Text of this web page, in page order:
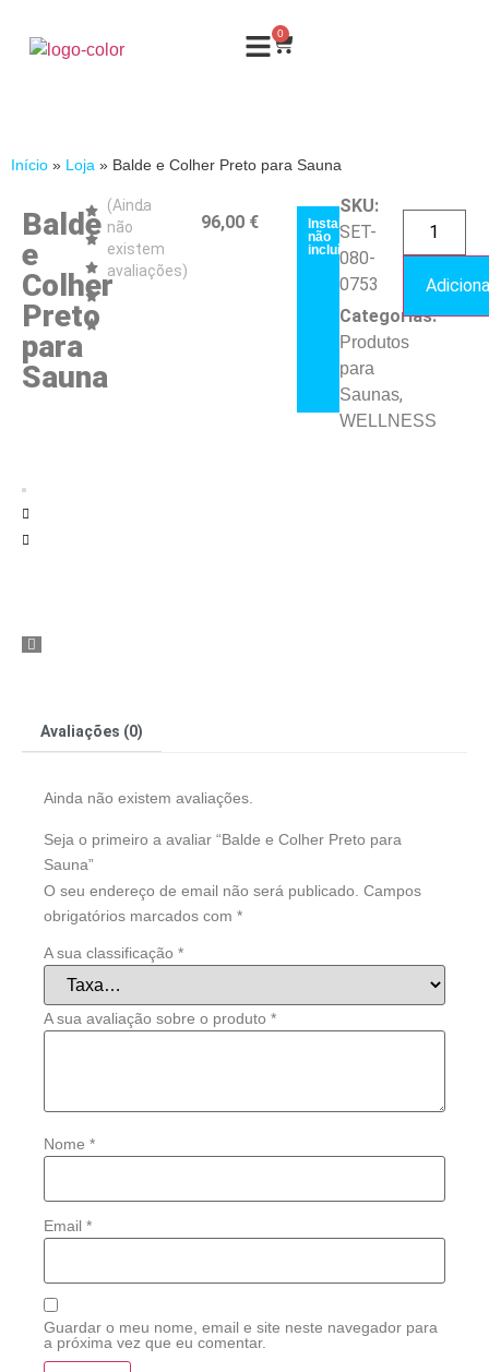
0
Início » Loja » Balde e Colher Preto para Sauna
Balde
e
Colher
Preto
para
Sauna
(Ainda
não
existem
avaliações)
96,00 €
Instalação
não
incluída
SKU:
SET-
080-
0753
Categorias:
Produtos
para
Saunas,
WELLNESS
Avaliações (0)
Ainda não existem avaliações.
Seja o primeiro a avaliar “Balde e Colher Preto para
Sauna”
O seu endereço de email não será publicado. Campos
obrigatórios marcados com *
A sua classificação *
A sua avaliação sobre o produto *
Nome *
Email *
Guardar o meu nome, email e site neste navegador para
a próxima vez que eu comentar.